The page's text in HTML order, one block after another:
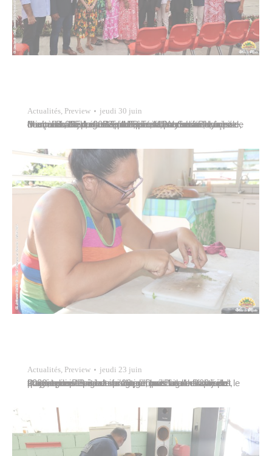
Actualités, Preview jeudi 30 juin
Michel Buillard, maire de Papeete, assistait ce mercredi 29 juin 2022, place Tu-Marama sur le front de mer, à la célébration de la Fête de l’Autonomie, à l’invitation d’Edouard Fritch, président de la Polynésie française, en présence de Dominique Sorain, haut-commissaire de la République en Polynésie française, de membres du gouvernement, du conseil municipal de…
Actualités, Preview jeudi 23 juin
Dans la continuité du programme “Brigade fa’a’apu”, trois ateliers cuisine sont organisés à la maison de quartier de Papareva le 20 juin puis les 4 et 20 juillet 2022, auxquels sont inscrites Dans la continuité du programme “Brigade fa’a’apu”, trois ateliers cuisine sont organisés à la maison de quartier de Papareva le 20 juin puis…